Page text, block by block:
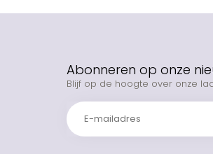
Abonneren op onze
Blijf op de hoogte over onze